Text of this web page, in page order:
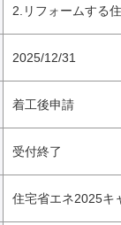
2.リフォームする
2025/12/31
着工後申請
受付終了
住宅省エネ2025キ